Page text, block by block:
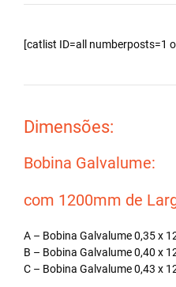
[catlist ID=all numberposts=1
Dimensões:
Bobina Galvalume:
com 1200mm de
A – Bobina Galvalume 0,35 x
B – Bobina Galvalume 0,40 x
C – Bobina Galvalume 0,43 x